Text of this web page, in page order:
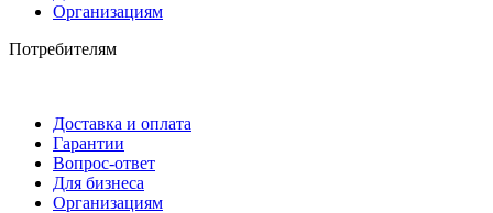
Организациям
Потребителям
Доставка и оплата
Гарантии
Вопрос-ответ
Для бизнеса
Организациям